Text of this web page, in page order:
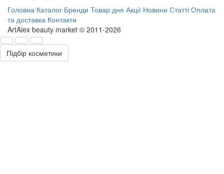
Головна Каталог Бренди Товар дня Акції Новини Статті Оплата
та доставка Контакти
ArtAlex beauty market © 2011-2026
Підбір косметики